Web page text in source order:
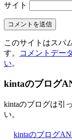
サイト
このサイトはスパ
す。
コメントデー
い。
kintaのブログ
kintaのブログは引
い。
kintaのブログ